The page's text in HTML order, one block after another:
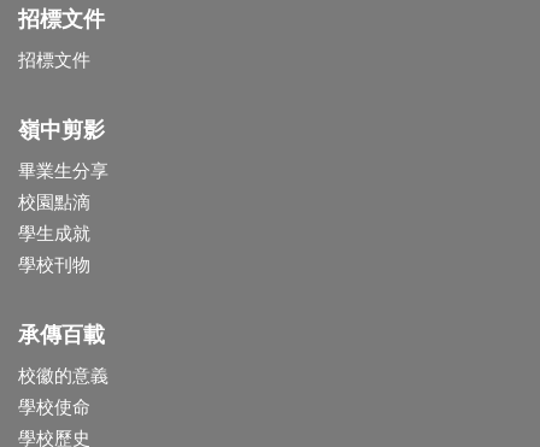
招標文件
招標文件
嶺中剪影
畢業生分享
校園點滴
學生成就
學校刊物
承傳百載
校徽的意義
學校使命
學校歷史